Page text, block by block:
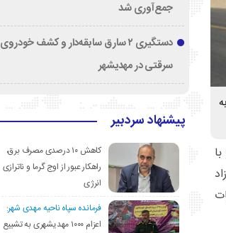
شهمیرزاد
جمع‌آوری شد
دستگیری ۲ سارق سابقه‌دار و کشف خودروی
سرقتی در مهدیشهر
پیشنهاد سردبیر
کاهش ۱۰ درصدی مصرف برق،
راهکار عبور از اوج گرما و ناترازی
انرژی
فرمانده سپاه ناحیه مهدی شهر:
اعزام ۱۰۰۰ مهدیشهری به تشییع